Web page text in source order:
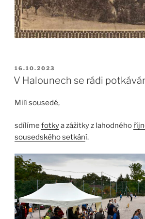
PUBLIKOVÁNO
16.10.2023
V Halounech se rádi
Milí sousedé,
sdílíme fotkya zážitky z lahodného
sousedského setkání.